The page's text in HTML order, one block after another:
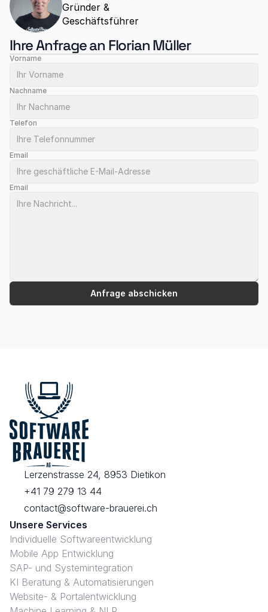
Gründer &
Geschäftsführer
Ihre Anfrage an Florian Müller
Vorname
Nachname
Telefon
Email
Email
Anfrage abschicken
Lerzenstrasse 24, 8953 Dietikon
+41 79 279 13 44
contact@software-brauerei.ch
Unsere Services
Individuelle Softwareentwicklung
Mobile App Entwicklung
SAP- und Systemintegration
KI Beratung & Automatisierungen
Website- & Portalentwicklung